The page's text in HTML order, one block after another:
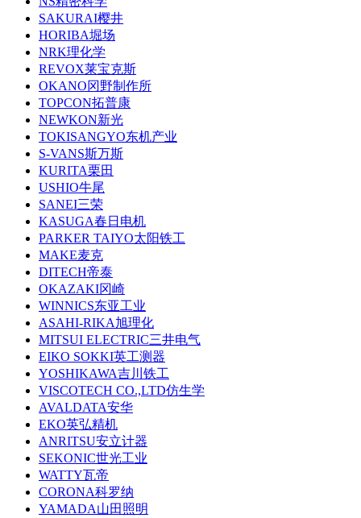
SAKURAI樱井
HORIBA堀场
NRK理化学
REVOX莱宝克斯
OKANO冈野制作所
TOPCON拓普康
NEWKON新光
TOKISANGYO东机产业
S-VANS斯万斯
KURITA栗田
USHIO牛尾
SANEI三荣
KASUGA春日电机
PARKER TAIYO太阳铁工
MAKE麦克
DITECH帝泰
OKAZAKI冈崎
WINNICS东亚工业
ASAHI-RIKA旭理化
MITSUI ELECTRIC三井电气
EIKO SOKKI英工测器
YOSHIKAWA吉川铁工
VISCOTECH CO.,LTD仿生学
AVALDATA安华
EKO英弘精机
ANRITSU安立计器
SEKONIC世光工业
WATTY瓦帝
CORONA科罗纳
YAMADA山田照明